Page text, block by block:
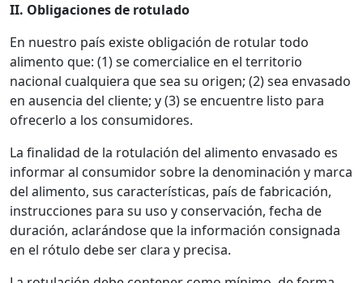
II. Obligaciones de rotulado
En nuestro país existe obligación de rotular todo
alimento que: (1) se comercialice en el territorio
nacional cualquiera que sea su origen; (2) sea envasado
en ausencia del cliente; y (3) se encuentre listo para
ofrecerlo a los consumidores.
La finalidad de la rotulación del alimento envasado es
informar al consumidor sobre la denominación y marca
del alimento, sus características, país de fabricación,
instrucciones para su uso y conservación, fecha de
duración, aclarándose que la información consignada
en el rótulo debe ser clara y precisa.